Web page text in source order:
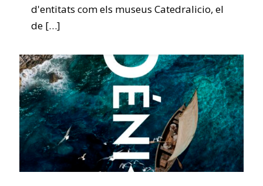
d'entitats com els museus Catedralicio, el
de […]